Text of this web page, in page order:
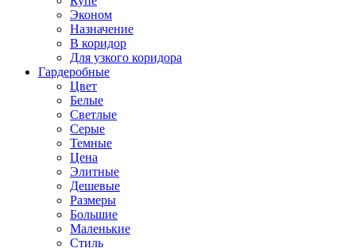
Эконом
Назначение
В коридор
Для узкого коридора
Гардеробные
Цвет
Белые
Светлые
Серые
Темные
Цена
Элитные
Дешевые
Размеры
Большие
Маленькие
Стиль